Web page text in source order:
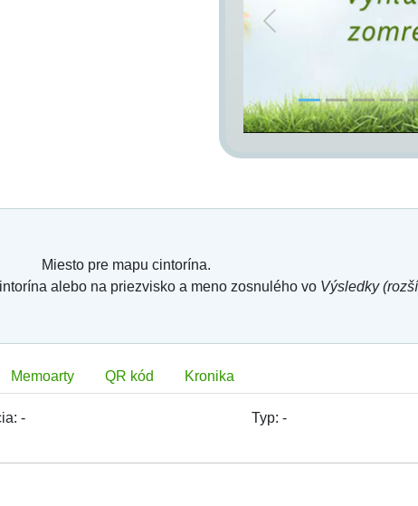
Previous
Miesto pre mapu cintorína.
alebo na priezvisko a meno zosnulého vo Výsledky
Memoarty QR kód Kronika
- Typ: -